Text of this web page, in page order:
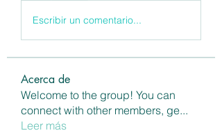
Escribir un comentario...
Acerca de
Welcome to the group! You can
connect with other members, ge...
Leer más